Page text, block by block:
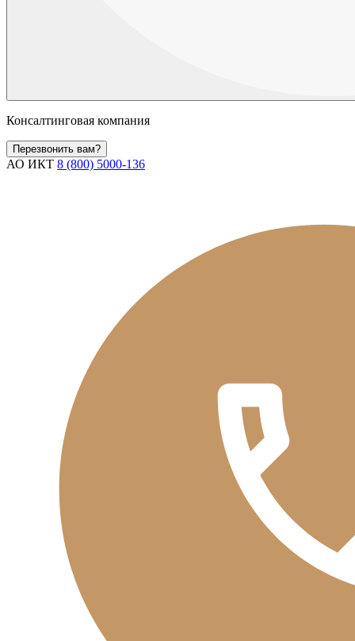
Консалтинговая компания
Перезвонить вам?
АО ИКТ 8 (800) 5000-136